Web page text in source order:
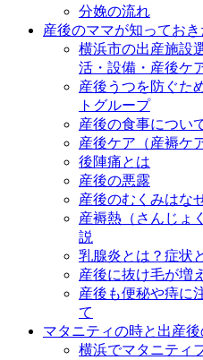
分娩の流れ
産後のママが知ってお
横浜市の出産施設
活・設備・産後ケ
産後うつを防ぐた
トグループ
産後の食事につい
産後ケア（産褥ケ
後陣痛とは
産後の悪露
産後のむくみはな
産褥熱（さんじょ
説
乳腺炎とは？症状
産後に抜け毛が増
産後も便秘や痔に
て
マタニティの時と出産後
横浜でマタニティ